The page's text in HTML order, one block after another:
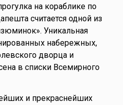
на кораблике по
считается одной из
Уникальная
набережных,
дворца и
в списки Всемирного
и прекраснейших